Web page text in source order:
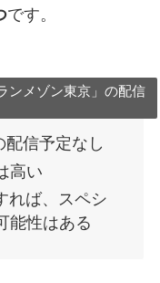
です。
ンメゾン東京」の配信
信予定なし
高い
れば、スペシ
能性はある